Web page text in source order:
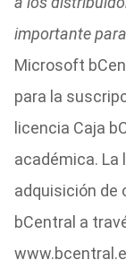
importante
Microsoft
para la
licencia Caja
académica. La
adquisición de
bCentral a